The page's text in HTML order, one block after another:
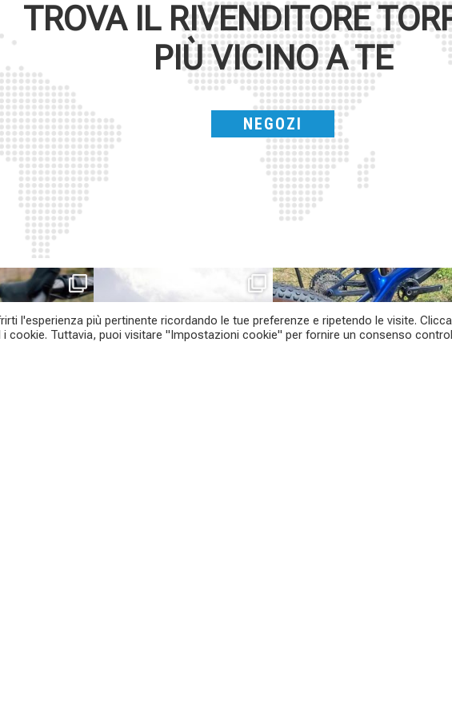
TROVA IL RIVENDITORE
PIÙ VICINO A TE
NEGOZI
per affrontare
...
0
Parte dalla strada, continua sulla ghiaia,
24 2
Torpado ai Campionati Italiani XCO & E-
MTB
...
116 1
l'esperienza più pertinente ricordando le tue preferenze e ripetendo le visite.
Tuttavia, puoi visitare "Impostazioni cookie" per fornire un consenso